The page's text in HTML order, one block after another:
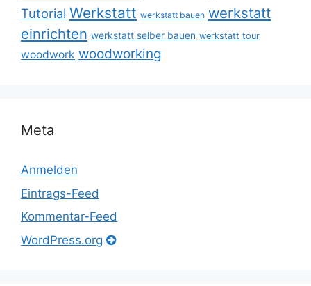
Tutorial Werkstatt werkstatt bauen werkstatt
einrichten werkstatt selber bauen werkstatt tour
woodwork woodworking
Meta
Anmelden
Eintrags-Feed
Kommentar-Feed
WordPress.org